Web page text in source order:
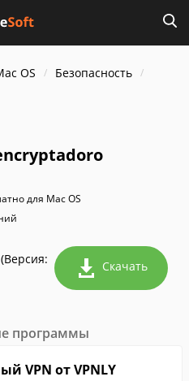
OS
Безопасность
для Mac OS
Скачать
программы
VPN от VPNLY